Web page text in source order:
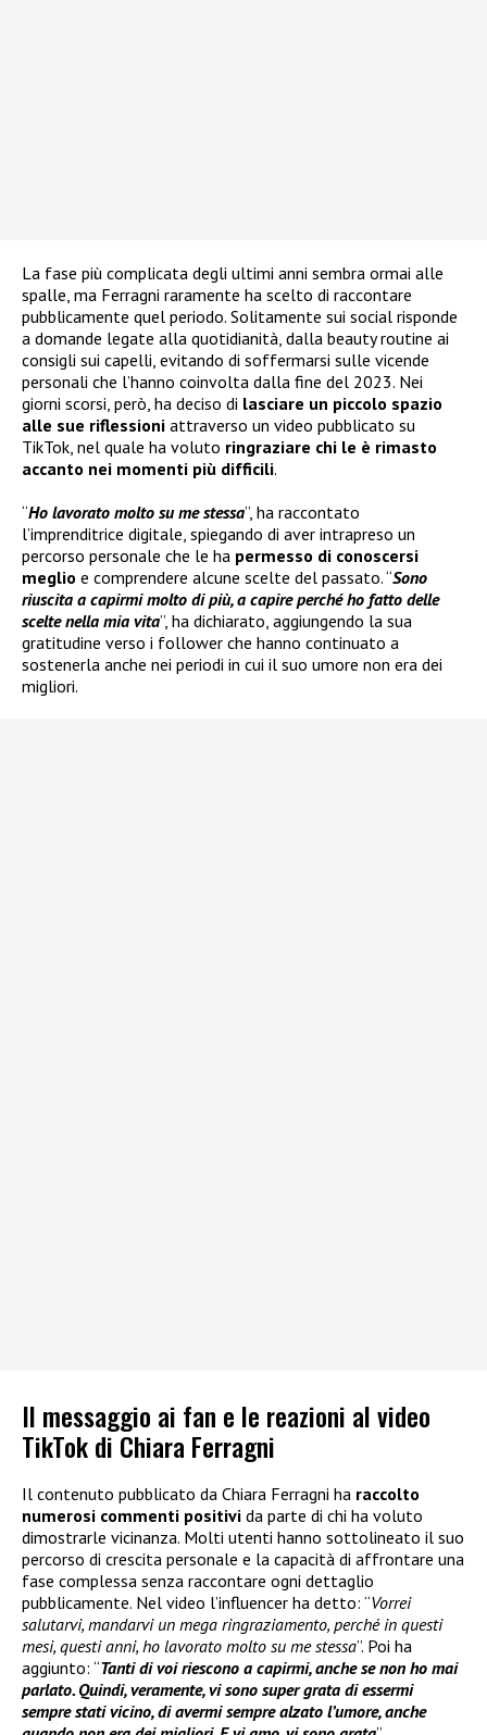
La fase più complicata degli ultimi anni sembra ormai alle
spalle, ma Ferragni raramente ha scelto di raccontare
pubblicamente quel periodo. Solitamente sui social risponde
a domande legate alla quotidianità, dalla beauty routine ai
consigli sui capelli, evitando di soffermarsi sulle vicende
personali che l’hanno coinvolta dalla fine del 2023. Nei
giorni scorsi, però, ha deciso di lasciare un piccolo spazio
alle sue riflessioni attraverso un video pubblicato su
TikTok, nel quale ha voluto ringraziare chi le è rimasto
accanto nei momenti più difficili.
“Ho lavorato molto su me stessa”, ha raccontato
l’imprenditrice digitale, spiegando di aver intrapreso un
percorso personale che le ha permesso di conoscersi
meglio e comprendere alcune scelte del passato. “Sono
riuscita a capirmi molto di più, a capire perché ho fatto delle
scelte nella mia vita”, ha dichiarato, aggiungendo la sua
gratitudine verso i follower che hanno continuato a
sostenerla anche nei periodi in cui il suo umore non era dei
migliori.
Il messaggio ai fan e le reazioni al video
TikTok di Chiara Ferragni
Il contenuto pubblicato da Chiara Ferragni ha raccolto
numerosi commenti positivi da parte di chi ha voluto
dimostrarle vicinanza. Molti utenti hanno sottolineato il suo
percorso di crescita personale e la capacità di affrontare una
fase complessa senza raccontare ogni dettaglio
pubblicamente. Nel video l’influencer ha detto: “Vorrei
salutarvi, mandarvi un mega ringraziamento, perché in questi
mesi, questi anni, ho lavorato molto su me stessa”. Poi ha
aggiunto: “Tanti di voi riescono a capirmi, anche se non ho mai
parlato. Quindi, veramente, vi sono super grata di essermi
sempre stati vicino, di avermi sempre alzato l’umore, anche